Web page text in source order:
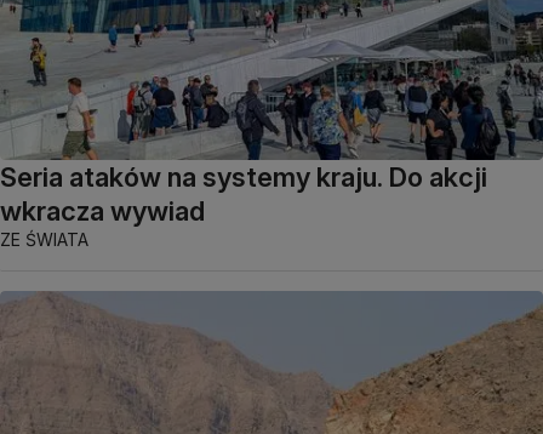
Seria ataków na systemy kraju. Do akcji
wkracza wywiad
ZE ŚWIATA